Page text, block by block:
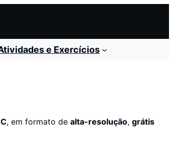
e Exercícios
, em formato dealta-resolução,grátis